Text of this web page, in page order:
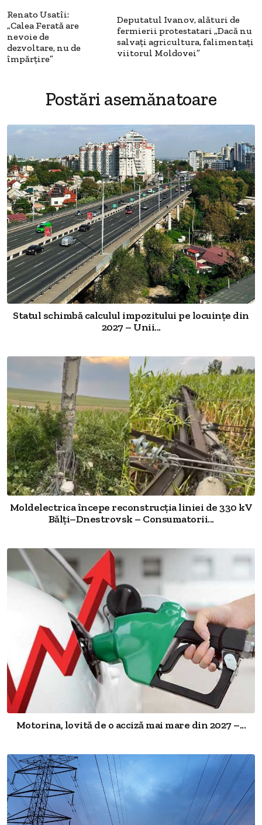
Renato Usatîi:
„Calea Ferată are
nevoie de
dezvoltare, nu de
împărțire”
Deputatul Ivanov, alături de
fermierii protestatari „Dacă nu
salvați agricultura, falimentați
viitorul Moldovei”
Postări asemănatoare
Statul schimbă calculul impozitului pe locuințe din
2027 – Unii...
Moldelectrica începe reconstrucția liniei de 330 kV
Bălți–Dnestrovsk – Consumatorii...
Motorina, lovită de o acciză mai mare din 2027 –...